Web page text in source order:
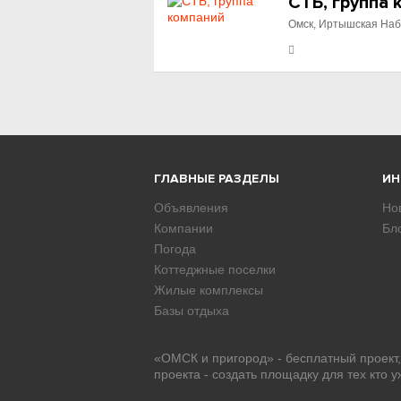
Омск, Иртышская
ГЛАВНЫЕ РАЗДЕЛЫ
Объявления
Компании
Погода
Коттеджные поселки
Жилые комплексы
Базы отдыха
«ОМСК и пригород» - бесплатный
проекта - создать площадку для тех кто